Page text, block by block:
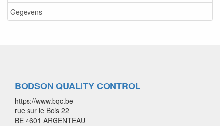
Gegevens
BODSON QUALITY CONTROL
https://www.bqc.be
rue sur le Bois 22
BE 4601 ARGENTEAU